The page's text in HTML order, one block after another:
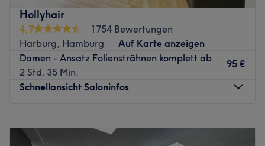
Kultivierung, Kult und Kunst – das alles im besten Sinne
von gesunden, samtig strahlenden, vollen und traumhaft
schönen Haaren. Dem Meister kann man vertrauen. Seine
Menschenkenntnis ist ebenso vorbildhaft ausgebildet wie
sein Blick für Haarsubstanz, Typen und deren richtige
Ausstrahlung.
für etliche Wochen nach dem Besuch bei ihm. Mit den
Hollyhair
4,7
1754 Bewertungen
Harburg, Hamburg
Auf Karte anzeigen
Damen - Ansatz Foliensträhnen komplett ab
2 Std. 35 Min.
95 €
Schnellansicht Saloninfos
Dienstag